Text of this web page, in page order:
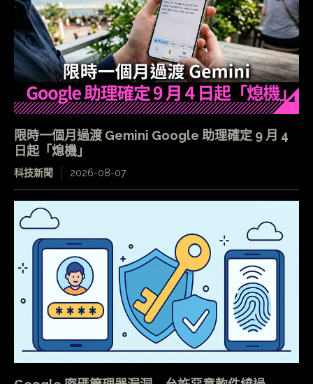
限時一個月過渡 Gemini Google 助理確定 9 月 4
日起「熄機」
科技新聞 2026-08-07